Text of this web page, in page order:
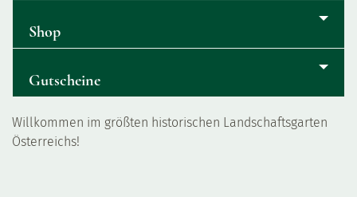
Shop
Gutscheine
Willkommen im größten historischen Landschaftsgarten
Österreichs!